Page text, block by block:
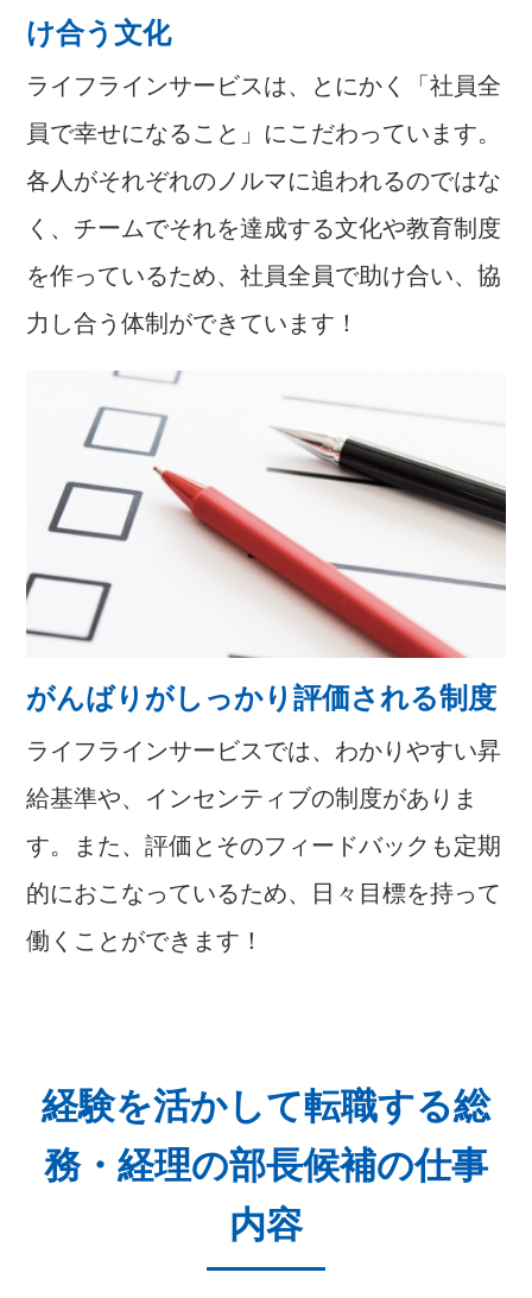
け合う文化
ライフラインサービスは、とにかく「社員全
員で幸せになること」にこだわっています。
各人がそれぞれのノルマに追われるのではな
く、チームでそれを達成する文化や教育制度
を作っているため、社員全員で助け合い、協
力し合う体制ができています！
がんばりがしっかり評価される制度
ライフラインサービスでは、わかりやすい昇
給基準や、インセンティブの制度がありま
す。また、評価とそのフィードバックも定期
的におこなっているため、日々目標を持って
働くことができます！
経験を活かして転職する総
務・経理の部長候補の仕事
内容